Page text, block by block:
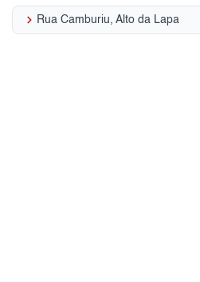
keyboard_arrow_right Rua Camburiu, Alto da Lapa